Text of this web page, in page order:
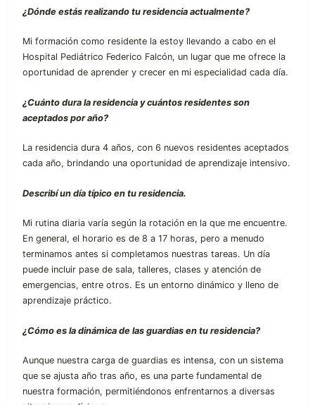
¿Dónde estás realizando tu residencia actualmente?
Mi formación como residente la estoy llevando a cabo en el
Hospital Pediátrico Federico Falcón, un lugar que me ofrece la
oportunidad de aprender y crecer en mi especialidad cada día.
¿Cuánto dura la residencia y cuántos residentes son
aceptados por año?
La residencia dura 4 años, con 6 nuevos residentes aceptados
cada año, brindando una oportunidad de aprendizaje intensivo.
Describí un día típico en tu residencia.
Mi rutina diaria varía según la rotación en la que me encuentre.
En general, el horario es de 8 a 17 horas, pero a menudo
terminamos antes si completamos nuestras tareas. Un día
puede incluir pase de sala, talleres, clases y atención de
emergencias, entre otros. Es un entorno dinámico y lleno de
aprendizaje práctico.
¿Cómo es la dinámica de las guardias en tu residencia?
Aunque nuestra carga de guardias es intensa, con un sistema
que se ajusta año tras año, es una parte fundamental de
nuestra formación, permitiéndonos enfrentarnos a diversas